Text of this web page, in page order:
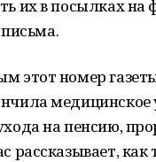
их в посылках
этот номер
на пенсию,
рассказывает,